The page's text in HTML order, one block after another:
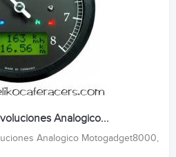
Analogico...
Analogico Motogadget8000,